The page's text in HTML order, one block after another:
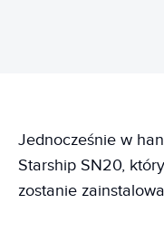
Jednocześnie w
Starship SN20,
zostanie